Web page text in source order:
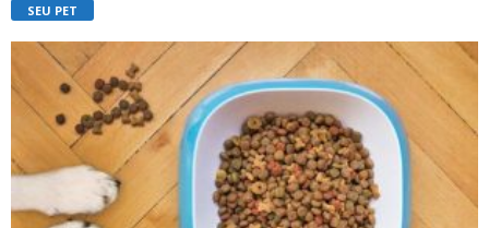
SEU PET